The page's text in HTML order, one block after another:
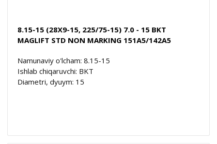
8.15-15 (28X9-15, 225/75-15) 7.0 - 15 BKT
MAGLIFT STD NON MARKING 151A5/142A5
Namunaviy o'lcham: 8.15-15
Ishlab chiqaruvchi: BKT
Diametri, dyuym: 15